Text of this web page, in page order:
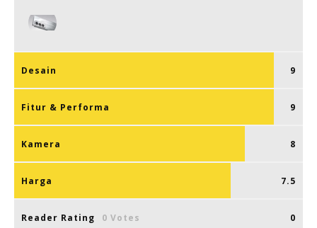
Desain 9
Fitur & Performa 9
Kamera 8
Harga 7.5
Reader Rating 0 Votes 0